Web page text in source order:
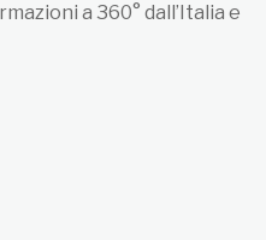
a 360° dall’Italia e